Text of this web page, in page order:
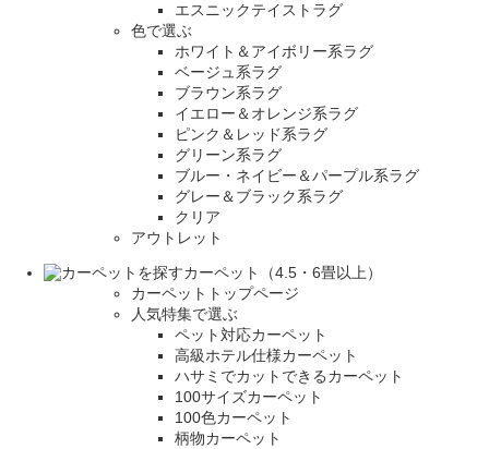
エスニックテイストラグ
色で選ぶ
ホワイト＆アイボリー系ラグ
ベージュ系ラグ
ブラウン系ラグ
イエロー＆オレンジ系ラグ
ピンク＆レッド系ラグ
グリーン系ラグ
ブルー・ネイビー＆パープル系ラグ
グレー＆ブラック系ラグ
クリア
アウトレット
カーペット（4.5・6畳以上）
カーペットトップページ
人気特集で選ぶ
ペット対応カーペット
高級ホテル仕様カーペット
ハサミでカットできるカーペット
100サイズカーペット
100色カーペット
柄物カーペット